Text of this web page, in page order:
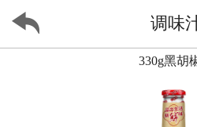
调味
330g黑胡